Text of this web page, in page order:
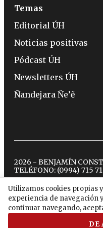
Utilizamos cookies propias
experiencia de navegación
continuar navegando,
DE
Temas
Editorial ÚH
Noticias positivas
Pódcast ÚH
Newsletters ÚH
Ñandejara Ñe’ẽ
2026 - BENJAMÍN
TELÉFONO: (0994) 715
twitterinstagram